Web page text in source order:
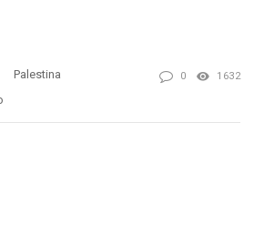
Palestina
0 1632